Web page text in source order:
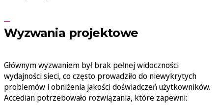
Wyzwania projektowe
Głównym wyzwaniem był brak pełnej widoczności
wydajności sieci, co często prowadziło do niewykrytych
problemów i obniżenia jakości doświadczeń użytkowników.
Accedian potrzebowało rozwiązania, które zapewni: